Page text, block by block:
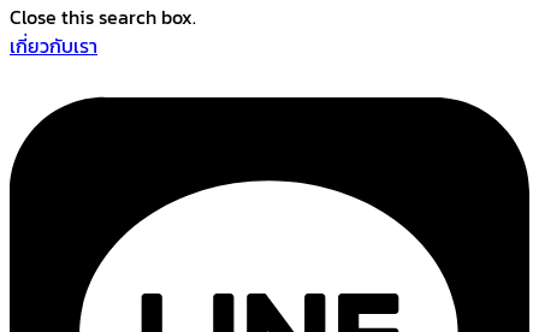
Close this search box.
เกี่ยวกับเรา